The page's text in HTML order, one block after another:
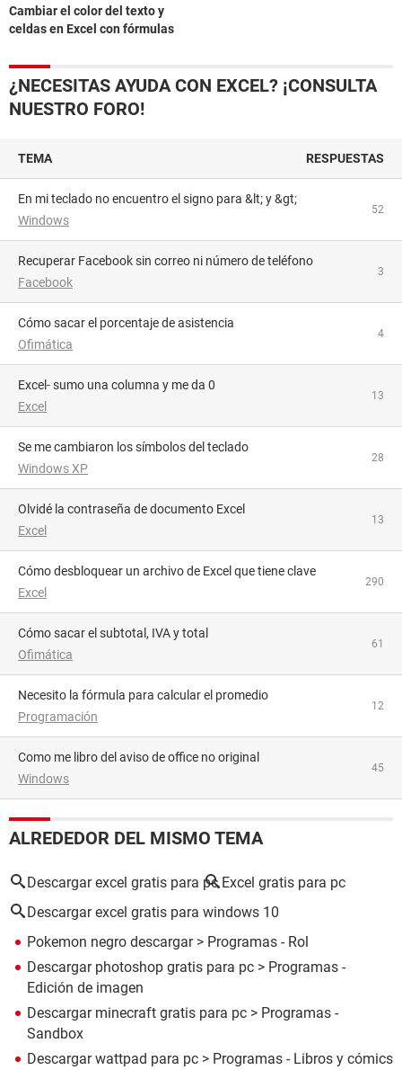
Cambiar el color del texto y
celdas en Excel con fórmulas
¿NECESITAS AYUDA CON EXCEL? ¡CONSULTA
NUESTRO FORO!
TEMA RESPUESTAS
En mi teclado no encuentro el signo para &lt; y &gt;
Windows
52
Recuperar Facebook sin correo ni número de teléfono
Facebook
3
Cómo sacar el porcentaje de asistencia
Ofimática
4
Excel- sumo una columna y me da 0
Excel
13
Se me cambiaron los símbolos del teclado
Windows XP
28
Olvidé la contraseña de documento Excel
Excel
13
Cómo desbloquear un archivo de Excel que tiene clave
Excel
290
Cómo sacar el subtotal, IVA y total
Ofimática
61
Necesito la fórmula para calcular el promedio
Programación
12
como me libro del aviso de office no original
Windows
45
ALREDEDOR DEL MISMO TEMA
Descargar excel gratis para pc Excel gratis para pc
Descargar excel gratis para windows 10
Pokemon negro descargar> Programas - Rol
Descargar photoshop gratis para pc > Programas -
Edición de imagen
Descargar minecraft gratis para pc > Programas -
Sandbox
Descargar wattpad para pc > Programas - Libros y cómics